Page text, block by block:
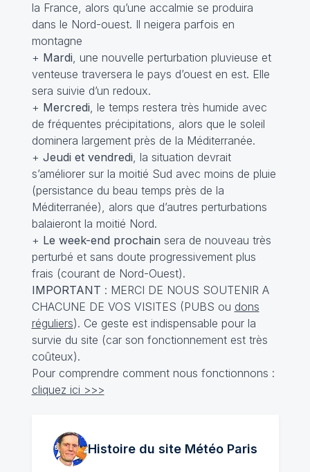
la France, alors qu’une accalmie se produira
dans le Nord-ouest. Il neigera parfois en
montagne
+ Mardi, une nouvelle perturbation pluvieuse et
venteuse traversera le pays d’ouest en est. Elle
sera suivie d’un redoux.
+ Mercredi, le temps restera très humide avec
de fréquentes précipitations, alors que le soleil
dominera largement près de la Méditerranée.
+ Jeudi et vendredi, la situation devrait
s’améliorer sur la moitié Sud avec moins de pluie
(persistance du beau temps près de la
Méditerranée), alors que d’autres perturbations
balaieront la moitié Nord.
+ Le week-end prochain sera de nouveau très
perturbé et sans doute progressivement plus
frais (courant de Nord-Ouest).
IMPORTANT : MERCI DE NOUS SOUTENIR A
CHACUNE DE VOS VISITES (PUBS ou dons
réguliers). Ce geste est indispensable pour la
survie du site (car son fonctionnement est très
coûteux).
Pour comprendre comment nous fonctionnons :
cliquez ici >>>
Histoire du site MétéoParis